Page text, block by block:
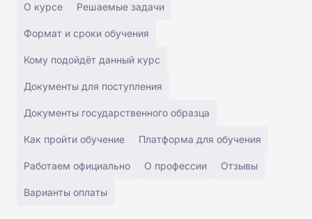
О курсе Решаемые задачи
Формат и сроки обучения
Кому подойдёт данный курс
Документы для поступления
Документы государственного образца
Как пройти обучение Платформа для обучения
Работаем официально О профессии Отзывы
Варианты оплаты